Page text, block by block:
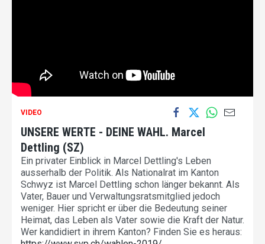
VIDEO
UNSERE WERTE - DEINE WAHL. Marcel
Dettling (SZ)
Ein privater Einblick in Marcel Dettling's Leben
ausserhalb der Politik. Als Nationalrat im Kanton
Schwyz ist Marcel Dettling schon länger bekannt. Als
Vater, Bauer und Verwaltungsratsmitglied jedoch
weniger. Hier spricht er über die Bedeutung seiner
Heimat, das Leben als Vater sowie die Kraft der Natur.
Wer kandidiert in ihrem Kanton? Finden Sie es heraus: